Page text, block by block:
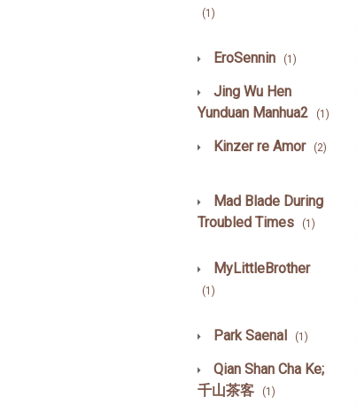
(1)
EroSennin (1)
Jing Wu Hen
Yunduan Manhua2
(1)
Kinzer re Amor (2)
Mad Blade During
Troubled Times
(1)
MyLittleBrother
(1)
Park Saenal (1)
Qian Shan Cha Ke;
千山茶客
(1)